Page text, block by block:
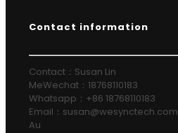
Contact information
Contact：Susan Lin
MeWechat：18768110183
Whatsapp：+86 18768110183
Email：susan@wesynctech.com
Au